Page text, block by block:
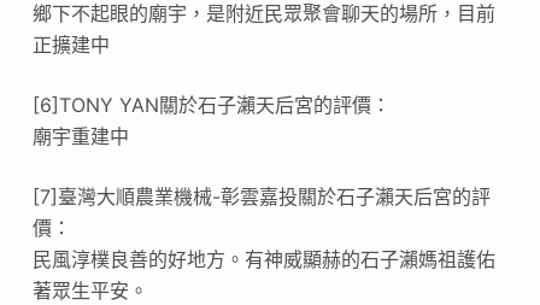
鄉下不起眼的廟宇，是附近民眾聚會聊天的場所，目前
正擴建中
[6]TONY YAN關於石子瀨天后宮的評價：
廟宇重建中
[7]臺灣大順農業機械-彰雲嘉投關於石子瀨天后宮的評
價：
民風淳樸良善的好地方。有神威顯赫的石子瀨媽祖護佑
著眾生平安。